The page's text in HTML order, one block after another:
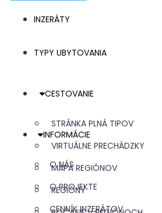
INZERÁTY
TYPY UBYTOVANIA
CESTOVANIE
STRÁNKA PLNÁ TIPOV
VIRTUÁLNE PRECHÁDZKY
MAPA REGIÓNOV
REGIÓNY
INFORMÁCIE
O NÁS
O PROJEKTE
CENNÍK INZERÁTOV